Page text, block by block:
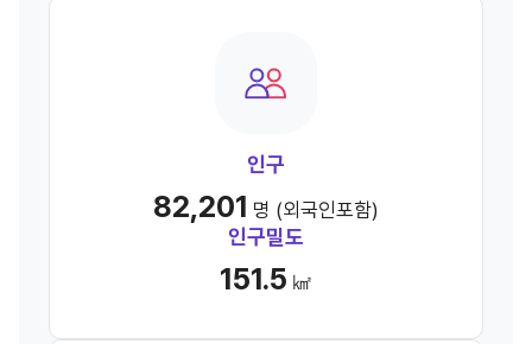
인구
82,201 명 (외국인포함)
인구밀도
151.5 ㎢